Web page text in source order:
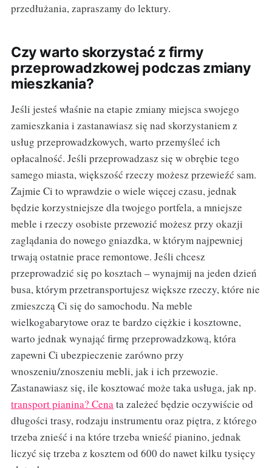
przedłużania, zapraszamy do lektury.
Czy warto skorzystać z firmy
przeprowadzkowej podczas zmiany
mieszkania?
Jeśli jesteś właśnie na etapie zmiany miejsca swojego
zamieszkania i zastanawiasz się nad skorzystaniem z
usług przeprowadzkowych, warto przemyśleć ich
opłacalność. Jeśli przeprowadzasz się w obrębie tego
samego miasta, większość rzeczy możesz przewieźć sam.
Zajmie Ci to wprawdzie o wiele więcej czasu, jednak
będzie korzystniejsze dla twojego portfela, a mniejsze
meble i rzeczy osobiste przewozić możesz przy okazji
zaglądania do nowego gniazdka, w którym najpewniej
trwają ostatnie prace remontowe. Jeśli chcesz
przeprowadzić się po kosztach – wynajmij na jeden dzień
busa, którym przetransportujesz większe rzeczy, które nie
zmieszczą Ci się do samochodu. Na meble
wielkogabarytowe oraz te bardzo ciężkie i kosztowne,
warto jednak wynająć firmę przeprowadzkową, która
zapewni Ci ubezpieczenie zarówno przy
wnoszeniu/znoszeniu mebli, jak i ich przewozie.
Zastanawiasz się, ile kosztować może taka usługa, jak np.
transport pianina? Cenata zależeć będzie oczywiście od
długości trasy, rodzaju instrumentu oraz piętra, z którego
trzeba znieść i na które trzeba wnieść pianino, jednak
liczyć się trzeba z kosztem od 600 do nawet kilku tysięcy